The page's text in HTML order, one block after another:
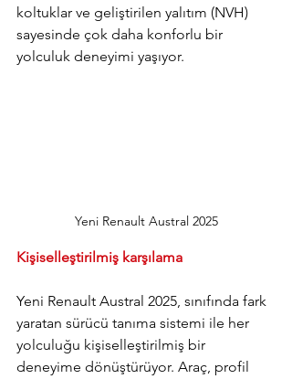
koltuklar ve geliştirilen yalıtım (NVH)
sayesinde çok daha konforlu bir
yolculuk deneyimi yaşıyor.
Yeni Renault Austral 2025
Kişiselleştirilmiş karşılama
Yeni Renault Austral 2025, sınıfında fark
yaratan sürücü tanıma sistemi ile her
yolculuğu kişiselleştirilmiş bir
deneyime dönüştürüyor. Araç, profil